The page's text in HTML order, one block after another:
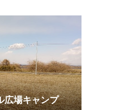
広場キャンプ